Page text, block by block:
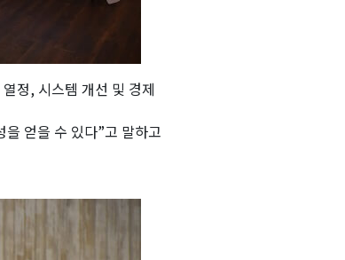
정, 시스템 개선 및 경제
얻을 수 있다”고 말하고